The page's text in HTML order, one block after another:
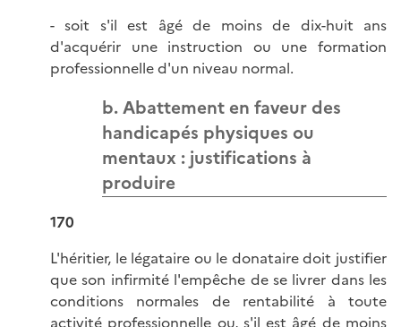
- soit s'il est âgé de moins de dix-huit ans
d'acquérir une instruction ou une formation
professionnelle d'un niveau normal.
b. Abattement en faveur des
handicapés physiques ou
mentaux : justifications à
produire
170
L'héritier, le légataire ou le donataire doit justifier
que son infirmité l'empêche de se livrer dans les
conditions normales de rentabilité à toute
activité professionnelle ou, s'il est âgé de moins